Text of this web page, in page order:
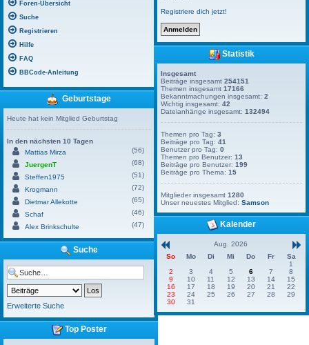
Foren-Übersicht
Suche
Registrieren
Hilfe
FAQ
BBCode-Anleitung
Geburtstage
Heute hat kein Mitglied Geburtstag
In den nächsten 10 Tagen
Mattias Mirza
(56)
JuergenT
(68)
Steffen1975
(51)
Krogmann
(72)
Dietmar Allekotte
(65)
Schaf
(46)
Alex Brinkschulte
(47)
Suche
Erweiterte Suche
Top Poster
Registriere dich jetzt!
Statistik
Insgesamt
Beiträge insgesamt254151
Themen insgesamt17166
Bekanntmachungen insgesamt:2
Wichtig insgesamt:42
Dateianhänge insgesamt:132494
Themen pro Tag:3
Beiträge pro Tag:41
Benutzer pro Tag:0
Themen pro Benutzer:13
Beiträge pro Benutzer:199
Beiträge pro Thema:15
Mitglieder insgesamt1280
Unser neuestes Mitglied:Samson
Kalender
Aug. 2026
So
Mo Di Mi Do Fr
Sa
1
2
3 4 5 6 7
8
9
10 11 12 13 14
15
16
17 18 19 20 21
22
23
24 25 26 27 28
29
30
31